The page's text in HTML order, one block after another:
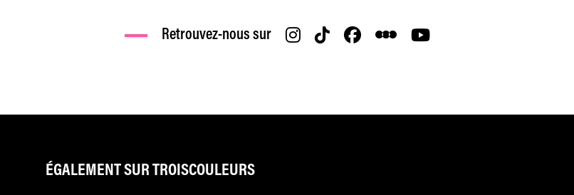
Retrouvez-nous sur
ÉGALEMENT SUR TROISCOULEURS